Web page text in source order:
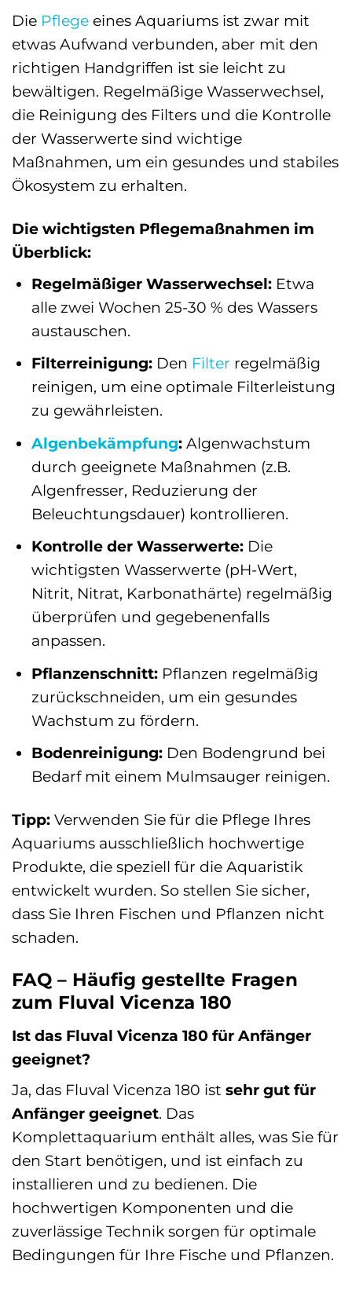
Die Pflege eines Aquariums ist zwar mit
etwas Aufwand verbunden, aber mit den
richtigen Handgriffen ist sie leicht zu
bewältigen. Regelmäßige Wasserwechsel,
die Reinigung des Filters und die Kontrolle
der Wasserwerte sind wichtige
Maßnahmen, um ein gesundes und stabiles
Ökosystem zu erhalten.
Die wichtigsten Pflegemaßnahmen im
Überblick:
Regelmäßiger Wasserwechsel:Etwa
alle zwei Wochen 25-30 % des Wassers
austauschen.
Filterreinigung:Den Filter regelmäßig
reinigen, um eine optimale Filterleistung
zu gewährleisten.
Algenbekämpfung:Algenwachstum
durch geeignete Maßnahmen (z.B.
Algenfresser, Reduzierung der
Beleuchtungsdauer) kontrollieren.
Kontrolle der Wasserwerte:Die
wichtigsten Wasserwerte (pH-Wert,
Nitrit, Nitrat, Karbonathärte) regelmäßig
überprüfen und gegebenenfalls
anpassen.
Pflanzenschnitt:Pflanzen regelmäßig
zurückschneiden, um ein gesundes
Wachstum zu fördern.
Bodenreinigung:Den Bodengrund bei
Bedarf mit einem Mulmsauger reinigen.
Tipp: Verwenden Sie für die Pflege Ihres
Aquariums ausschließlich hochwertige
Produkte, die speziell für die Aquaristik
entwickelt wurden. So stellen Sie sicher,
dass Sie Ihren Fischen und Pflanzen nicht
schaden.
FAQ – Häufig gestellte Fragen
zum Fluval Vicenza 180
Ist das Fluval Vicenza 180 für Anfänger
geeignet?
Ja, das Fluval Vicenza 180 ist sehr gut für
Anfänger geeignet. Das
Komplettaquarium enthält alles, was Sie für
den Start benötigen, und ist einfach zu
installieren und zu bedienen. Die
hochwertigen Komponenten und die
zuverlässige Technik sorgen für optimale
Bedingungen für Ihre Fische und Pflanzen.